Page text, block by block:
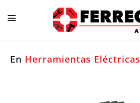
En Herramientas Eléctricas